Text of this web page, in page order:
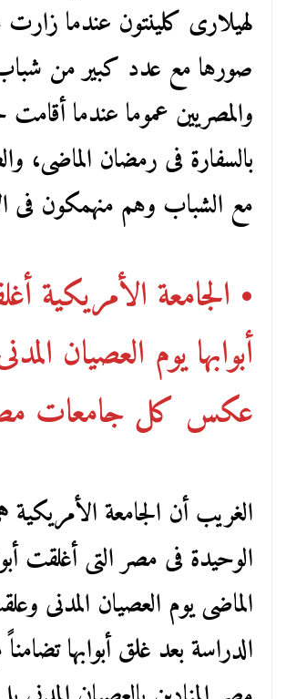
لهيلارى كلينتون عندما
صورها مع عدد كبير من شباب
والمصريين عموما عندما
بالسفارة فى رمضان الماضى،
مع الشباب وهم منهمكون فى
• الجامعة الأمريكية
أبوابها يوم العصيان
عكس كل جامعات
الغريب أن الجامعة الأمريكية
الوحيدة فى مصر التى أغلقت
الماضى يوم العصيان المدنى
الدراسة بعد غلق أبوابها